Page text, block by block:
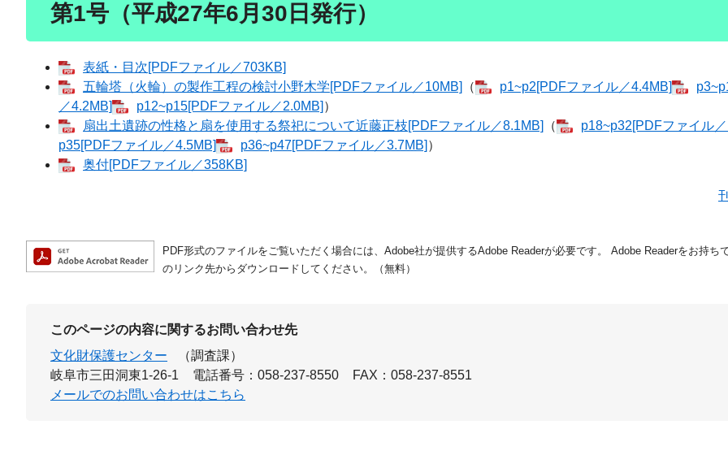
第1号（平成27年6月30日発行）
表紙・目次[PDFファイル／703KB]
五輪塔（火輪）の製作工程の検討小野木学​[PDFファイル／10MB]
（ p1~p2[PDFファイル／4.4MB]
／4.2MB]
p12~p15[PDFファイル／2.0MB] ）
扇出土遺跡の性格と扇を使用する祭祀について近藤正枝​[PDFファイル／8.1MB]
（
p18~p32[PDFファイル
p35[PDFファイル／4.5MB]
p36~p47[PDFファイル／3.7MB] ）
奥付[PDFファイル／358KB]
PDF形式のファイルをご覧いただく場合には、Adobe社が提供するAdobe Readerが必要です。
Adobe Readerをお持ち
のリンク先からダウンロードしてください。（無料）
このページの内容に関するお問い合わせ先
文化財保護センター
（調査課）
岐阜市三田洞東1-26-1
電話番号：058-237-8550
FAX：058-237-8551
メールでのお問い合わせはこちら